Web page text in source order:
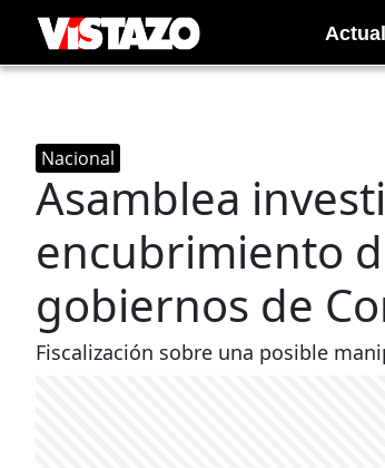
Nacional
Asamblea
encubrimiento
gobiernos de
Fiscalización sobre una posible